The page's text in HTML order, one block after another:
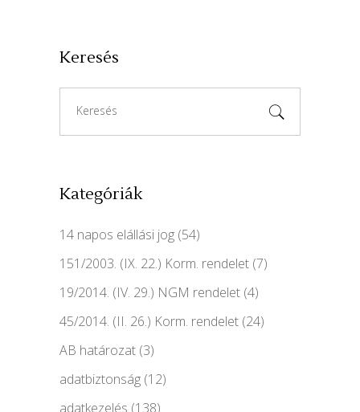
Keresés
for:
Kategóriák
14 napos elállási jog (54)
151/2003. (IX. 22.) Korm. rendelet (7)
19/2014. (IV. 29.) NGM rendelet (4)
45/2014. (II. 26.) Korm. rendelet (24)
AB határozat (3)
adatbiztonság (12)
adatkezelés (138)